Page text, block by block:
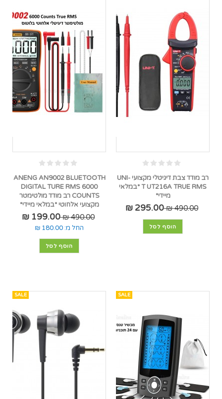
רב מודד צבת דיגיטלי מקצועי UNI-
T UT216A TRUE RMS *במלאי
מיידי*
490.00 ₪
295.00 ₪
הוסף לסל
ANENG AN9002 BLUETOOTH
DIGITAL TURE RMS 6000
COUNTS רב מודד מולטימטר
מקצועי אלחוטי *במלאי מיידי*
490.00 ₪
199.00 ₪
החל מ: 180.00 ₪
הוסף לסל
SALE
SALE